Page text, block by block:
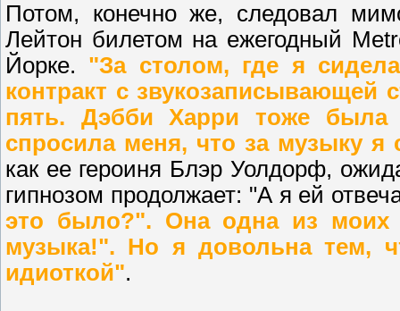
Потом, конечно же, следовал
Лейтон билетом на ежегодный
Йорке. "За столом, где я
контракт с звукозаписывающей
пять. Дэбби Харри тоже была
спросила меня, что за музыку я
как ее героиня Блэр Уолдорф,
гипнозом продолжает: "А я ей
это было?". Она одна из моих
музыка!". Но я довольна тем,
идиоткой".